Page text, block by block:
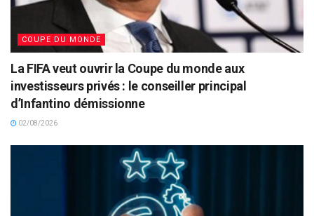
COUPE DU MONDE
La FIFA veut ouvrir la Coupe du monde aux
investisseurs privés : le conseiller principal
d’Infantino démissionne
02/08/2026